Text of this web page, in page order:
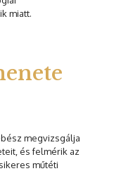
miatt.
megvizsgálja
és felmérik az
műtéti